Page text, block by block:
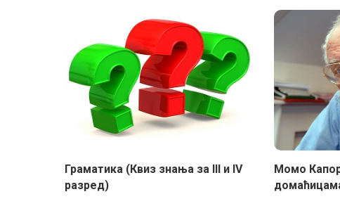
Граматика (Квиз знања за III и IV
разред)
Момо